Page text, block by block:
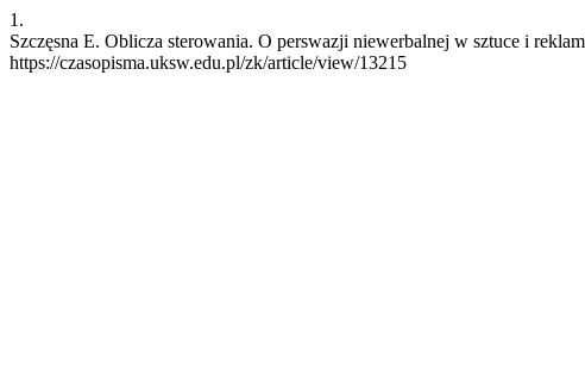
1.
Szczęsna E. Oblicza sterowania. O perswazji niewerbalnej w sztuce i
https://czasopisma.uksw.edu.pl/zk/article/view/13215